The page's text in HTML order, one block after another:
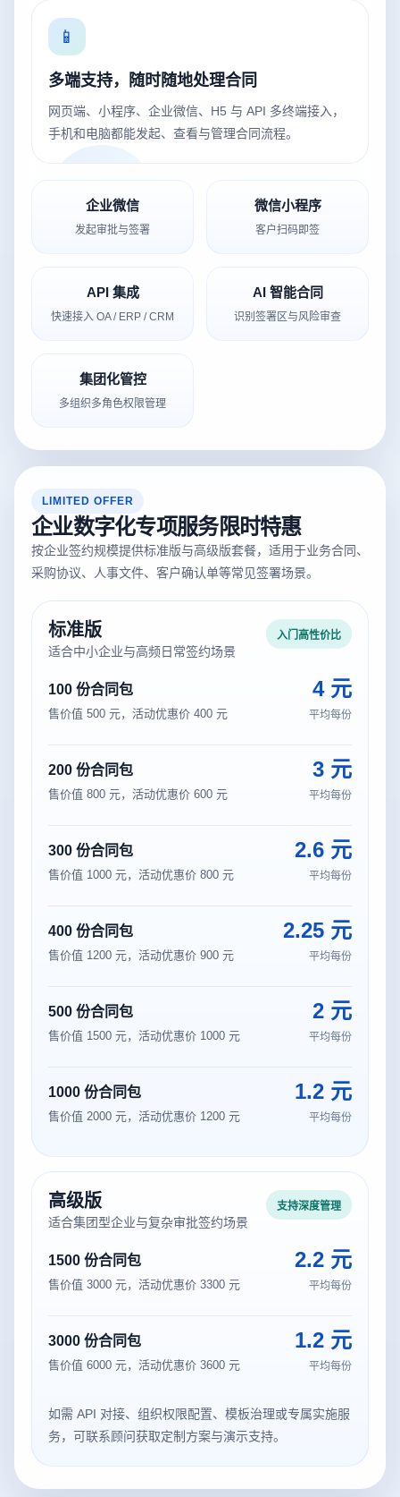
📱
多端支持，随时随地处理合同
网页端、小程序、企业微信、H5 与 API 多终端接入，
手机和电脑都能发起、查看与管理合同流程。
企业微信
发起审批与签署
微信小程序
客户扫码即签
API 集成
快速接入 OA / ERP / CRM
AI 智能合同
识别签署区与风险审查
集团化管控
多组织多角色权限管理
LIMITED OFFER
企业数字化专项服务限时特惠
按企业签约规模提供标准版与高级版套餐，适用于业务合同、
采购协议、人事文件、客户确认单等常见签署场景。
标准版
适合中小企业与高频日常签约场景
入门高性价比
100 份合同包
售价值 500 元，活动优惠价 400 元
4 元
平均每份
200 份合同包
售价值 800 元，活动优惠价 600 元
3 元
平均每份
300 份合同包
售价值 1000 元，活动优惠价 800 元
2.6 元
平均每份
400 份合同包
售价值 1200 元，活动优惠价 900 元
2.25 元
平均每份
500 份合同包
售价值 1500 元，活动优惠价 1000 元
2 元
平均每份
1000 份合同包
售价值 2000 元，活动优惠价 1200 元
1.2 元
平均每份
高级版
适合集团型企业与复杂审批签约场景
支持深度管理
1500 份合同包
售价值 3000 元，活动优惠价 3300 元
2.2 元
平均每份
3000 份合同包
售价值 6000 元，活动优惠价 3600 元
1.2 元
平均每份
如需 API 对接、组织权限配置、模板治理或专属实施服
务，可联系顾问获取定制方案与演示支持。